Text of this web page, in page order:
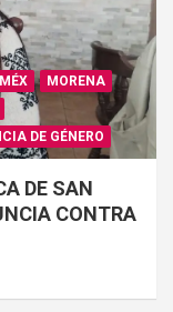
MORENA
DE GÉNERO
DE SAN
CONTRA